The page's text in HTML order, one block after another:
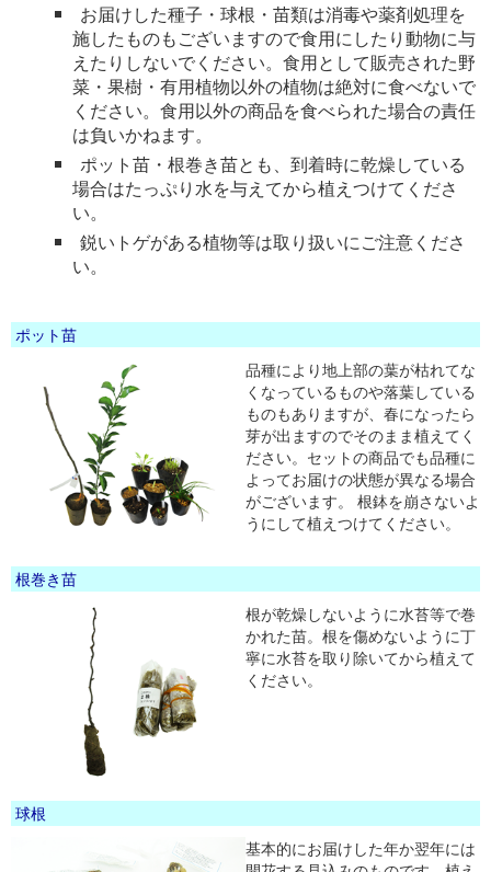
お届けした種子・球根・苗類は消毒や薬剤処理を
施したものもございますので食用にしたり動物に与
えたりしないでください。食用として販売された野
菜・果樹・有用植物以外の植物は絶対に食べないで
ください。食用以外の商品を食べられた場合の責任
は負いかねます。
ポット苗・根巻き苗とも、到着時に乾燥している
場合はたっぷり水を与えてから植えつけてくださ
い。
鋭いトゲがある植物等は取り扱いにご注意くださ
い。
ポット苗
品種により地上部の葉が枯れてな
くなっているものや落葉している
ものもありますが、春になったら
芽が出ますのでそのまま植えてく
ださい。セットの商品でも品種に
よってお届けの状態が異なる場合
がございます。 根鉢を崩さないよ
うにして植えつけてください。
根巻き苗
根が乾燥しないように水苔等で巻
かれた苗。根を傷めないように丁
寧に水苔を取り除いてから植えて
ください。
球根
基本的にお届けした年か翌年には